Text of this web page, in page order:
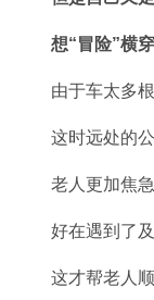
想“冒险”横
由于车太多
这时远处的
老人更加焦急
好在遇到了
这才帮老人